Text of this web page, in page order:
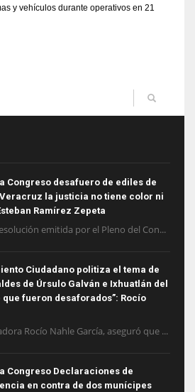
y vehículos durante operativos en 21
Congreso desafuero de ediles de
Veracruz la justicia no tiene color ni
Ramírez Zepeta
emitida por el Pleno del Con...
Ciudadano politiza el tema de
de Úrsulo Galván e Ixhuatlán del
que fueron desaforados”: Rocío
Rocío Nahle García, aseguró que ...
Congreso Declaraciones de
en contra de dos munícipes